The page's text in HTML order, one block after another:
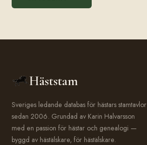
Häststam
Sveriges ledande databas för hästars stamtavlor
sedan 2006. Grundad av Karin Halvarsson
med en passion för hästar och genealogi —
byggd av hästälskare, för hästälskare.